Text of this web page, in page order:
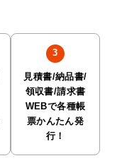
見積書/納品書/
領収書/請求書
WEBで各種帳
票かんたん発
行！